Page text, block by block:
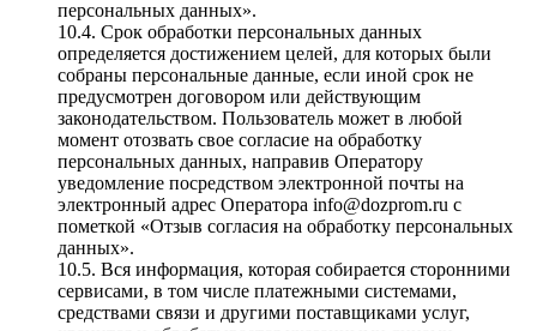
персональных данных».
10.4. Срок обработки персональных данных
определяется достижением целей, для которых были
собраны персональные данные, если иной срок не
предусмотрен договором или действующим
законодательством. Пользователь может в любой
момент отозвать свое согласие на обработку
персональных данных, направив Оператору
уведомление посредством электронной почты на
электронный адрес Оператора info@dozprom.ru с
пометкой «Отзыв согласия на обработку персональных
данных».
10.5. Вся информация, которая собирается сторонними
сервисами, в том числе платежными системами,
средствами связи и другими поставщиками услуг,